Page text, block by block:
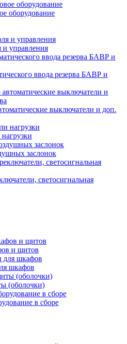
оборудование
и управления
ввода резерва БАВР и
выключатели и доп.
заслонок
светосигнальная
и щитов
шкафов
(оболочки)
в сборе